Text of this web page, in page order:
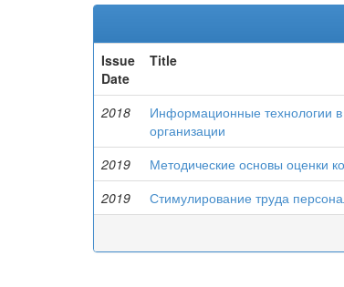
Issue
Date
Title
2018
Информационные технологии в
организации
2019 Методические основы оценки
2019
Стимулирование труда